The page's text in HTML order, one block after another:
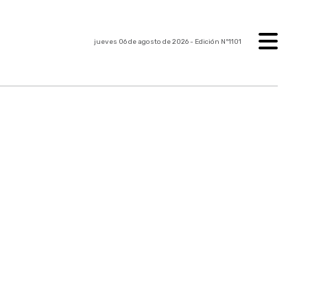
jueves 06 de agosto de 2026- Edición Nº1101